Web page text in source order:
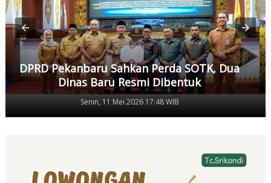
DPRD Pekanbaru Sahkan Perda SOTK, Dua
Dinas Baru Resmi Dibentuk
Senin, 11 Mei 2026 17:48 WIB